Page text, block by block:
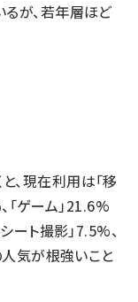
るが、若年層ほど
、現在利用は「移
「ゲーム」21.6%
ート撮影」7.5%、
人気が根強いこと